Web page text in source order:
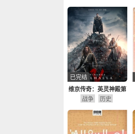
史
剧情
维京传奇：英灵神殿第
一季
已完结
战争 历史